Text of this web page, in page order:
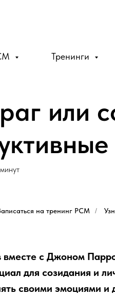
Тренинги
или
на тренинг PCM /
вместе с Джоном
для созидания и
своими эмоциями